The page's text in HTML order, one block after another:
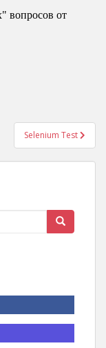
Selenium Test